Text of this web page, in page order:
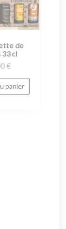
de
cl
€
panier